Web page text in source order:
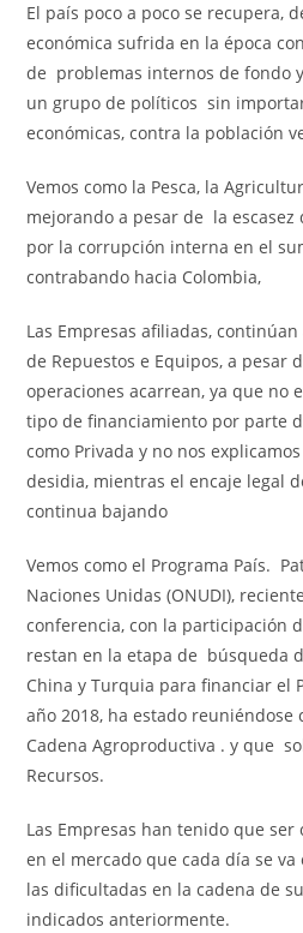
El país poco a poco se recupera,
económica sufrida en la época
de problemas internos de fondo
un grupo de políticos sin
económicas, contra la población
Vemos como la Pesca, la
mejorando a pesar de la escasez
por la corrupción interna en el
contrabando hacia Colombia,
Las Empresas afiliadas,
de Repuestos e Equipos, a pesar
operaciones acarrean, ya que no
tipo de financiamiento por parte
como Privada y no nos
desidia, mientras el encaje legal
continua bajando
Vemos como el Programa País.
Naciones Unidas (ONUDI),
conferencia, con la participación
restan en la etapa de búsqueda
China y Turquia para financiar el
año 2018, ha estado
Cadena Agroproductiva . y que
Recursos.
Las Empresas han tenido que
en el mercado que cada día se
las dificultadas en la cadena de
indicados anteriormente.